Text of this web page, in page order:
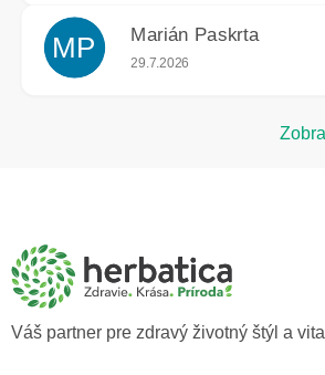
MP Marián Paskrta
Hodnotenie obchodu je 5 z 5
29.7.2026
Váš partner pre zdravý životný štýl a